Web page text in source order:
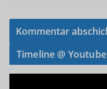
Timeline @ Youtube